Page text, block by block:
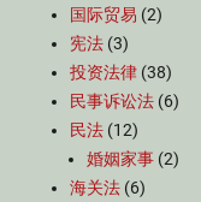
国际贸易 (2)
宪法 (3)
投资法律 (38)
民事诉讼法 (6)
民法 (12)
婚姻家事 (2)
海关法 (6)